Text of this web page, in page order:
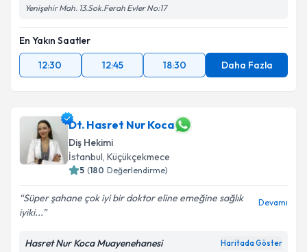
Yenişehir Mah. 13.Sok.Ferah Evler No:17
En Yakın Saatler
12:30
12:45 18:30 Daha Fazla
Dt. Hasret Nur Koca
Diş Hekimi
İstanbul, Küçükçekmece
5 (180 Değerlendirme)
Süper şahane çok iyi bir doktor eline emeğine sağlık
iyiki...
Devamı
Hasret Nur Koca Muayenehanesi Haritada Göster